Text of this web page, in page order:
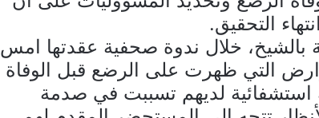
التحقيق.
بالشيخ، خلال ندوة صحفية عقدتها امس
التي ظهرت على الرضع قبل الوفاة
لديهم تسببت في صدمة